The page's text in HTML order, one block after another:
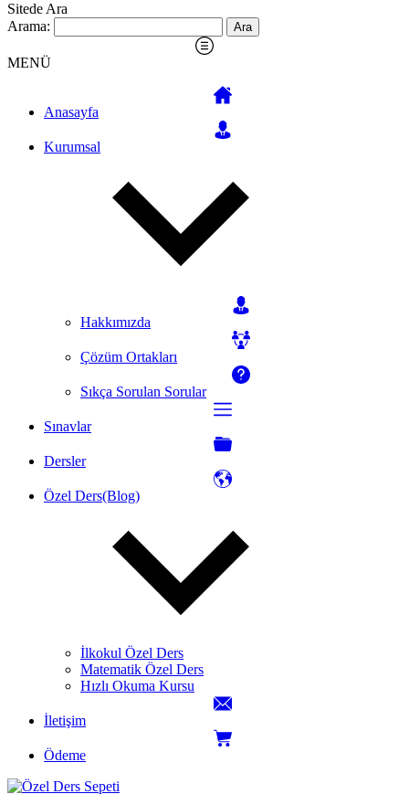
Sitede Ara
Arama:
MENÜ
Anasayfa
Kurumsal
Hakkımızda
Çözüm Ortakları
Sıkça Sorulan Sorular
Sınavlar
Dersler
Özel Ders(Blog)
İlkokul Özel Ders
Matematik Özel Ders
Hızlı Okuma Kursu
İletişim
Ödeme